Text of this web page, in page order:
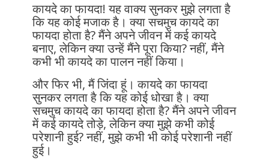
कायदे का फायदा! यह वाक्य सुनकर मुझे लगता है
कि यह कोई मजाक है। क्या सचमुच कायदे का
फायदा होता है? मैंने अपने जीवन में कई कायदे
बनाए, लेकिन क्या उन्हें मैंने पूरा किया? नहीं, मैंने
कभी भी कायदे का पालन नहीं किया।
और फिर भी, मैं जिंदा हूं। कायदे का फायदा
सुनकर लगता है कि यह कोई धोखा है। क्या
सचमुच कायदे का फायदा होता है? मैंने अपने जीवन
में कई कायदे तोड़े, लेकिन क्या मुझे कभी कोई
परेशानी हुई? नहीं, मुझे कभी भी कोई परेशानी नहीं
हुई।